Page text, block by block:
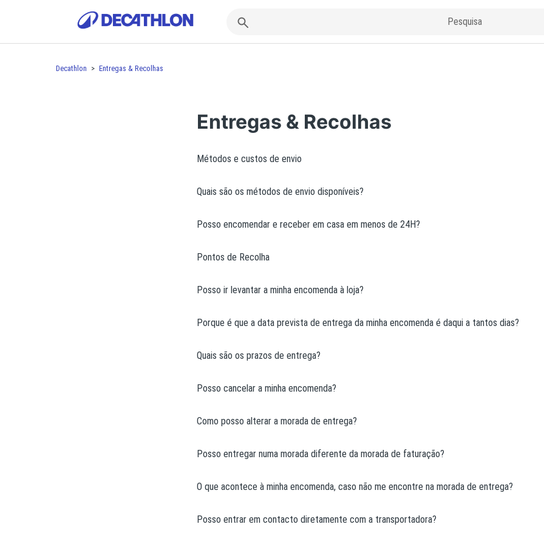
Decathlon Entregas & Recolhas
Entregas & Recolhas
Métodos e custos de envio
Quais são os métodos de envio disponíveis?
Posso encomendar e receber em casa em menos de 24H?
Pontos de Recolha
Posso ir levantar a minha encomenda à loja?
Porque é que a data prevista de entrega da minha encomenda é daqui a tantos dias?
Quais são os prazos de entrega?
Posso cancelar a minha encomenda?
Como posso alterar a morada de entrega?
Posso entregar numa morada diferente da morada de faturação?
O que acontece à minha encomenda, caso não me encontre na morada de entrega?
Posso entrar em contacto diretamente com a transportadora?